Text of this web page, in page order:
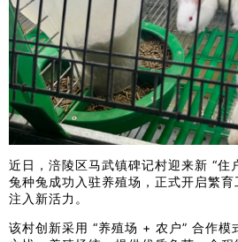
近日，涪陵区马武镇碑记村迎来新 “
兔种兔成功入驻养殖场，正式开启繁
注入新活力。
该村创新采用 “养殖场 + 农户” 合作模